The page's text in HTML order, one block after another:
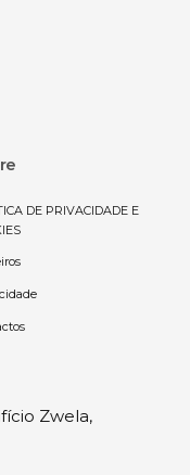
DE PRIVACIDADE E
Zwela,